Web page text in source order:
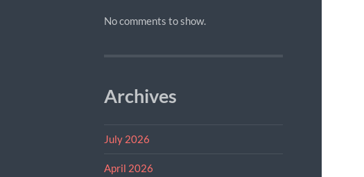
No comments to show.
Archives
July 2026
April 2026